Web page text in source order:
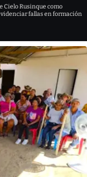
Cielo Rusinque como
fallas en formación